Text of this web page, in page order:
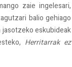
zaie ingelesari,
balio gehiago
eskubideak
Herritarrak ez